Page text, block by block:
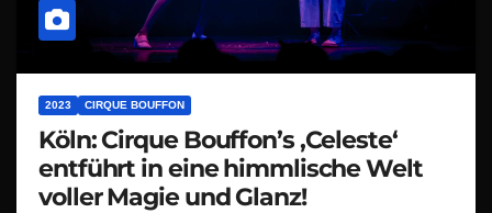
2023 CIRQUE BOUFFON
Köln: Cirque Bouffon’s ‚Celeste‘
entführt in eine himmlische Welt
voller Magie und Glanz!